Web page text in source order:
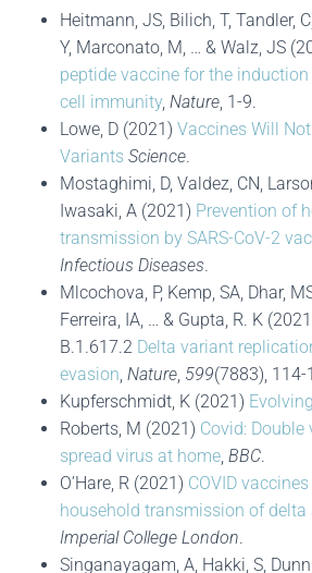
Heitmann, JS, Bilich, T, Tandler,
Y, Marconato, M, … & Walz, JS
peptide vaccine for the induction
cell immunity, Nature, 1-9.
Lowe, D (2021) Vaccines Will
Variants Science.
Mostaghimi, D, Valdez, CN,
Iwasaki, A (2021) Prevention of
transmission by SARS-CoV-2
Infectious Diseases.
Mlcochova, P, Kemp, SA, Dhar,
Ferreira, IA, … & Gupta, R. K
B.1.617.2 Delta variant
evasion, Nature, 599(7883), 114-
Kupferschmidt, K (2021)
Roberts, M (2021) Covid:
spread virus at home, BBC.
O’Hare, R (2021) COVID
household transmission of delta
Imperial College London.
Singanayagam, A, Hakki, S,